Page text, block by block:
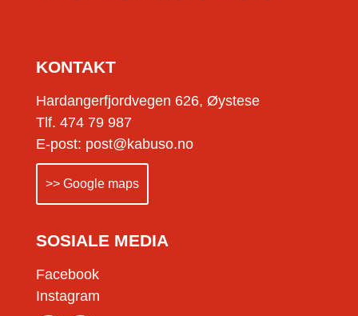
KONTAKT
Hardangerfjordvegen 626, Øystese
Tlf. 474 79 987
E-post: post@kabuso.no
>> Google maps
SOSIALE MEDIA
Facebook
Instagram